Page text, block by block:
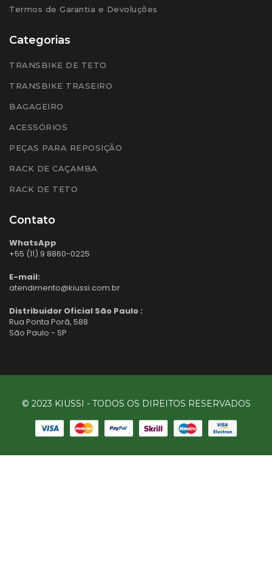
Termos de Garantia e Devoluções
Categorias
TRANSBIKE DE TETO
TRANSBIKE TRASEIRO
BAGAGEIRO
ACESSÓRIOS
PEÇAS PARA REPOSIÇÃO
RACK DE CAÇAMBA
RACK DE TETO
Contato
WhatsApp
+55 (11) 9 8860-0225
E-mail:
atendimento@kiussi.com.br
Distribuidor Oficial São Paulo :
Rua Ponta Porã, 588
São Paulo - SP
© 2023 KIUSSI - TODOS OS DIREITOS RESERVADOS